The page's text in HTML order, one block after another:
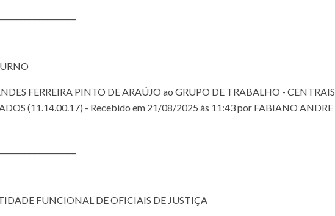
FERREIRA PINTO DE ARAÚJO ao GRUPO DE TRABALHO - CENTRAIS
(11.14.00.17) - Recebido em 21/08/2025 às 11:43 por FABIANO ANDRE
FUNCIONAL DE OFICIAIS DE JUSTIÇA